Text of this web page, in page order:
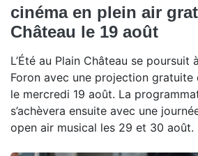
cinéma en plein air
Château le 19 août
L’Été au Plain Château se poursuit
Foron avec une projection gratuite
le mercredi 19 août. La
s’achèvera ensuite avec une
open air musical les 29 et 30 août.